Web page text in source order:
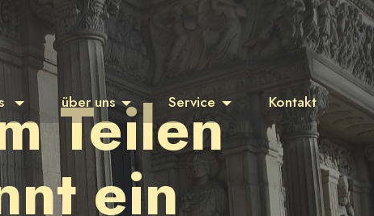
über uns Service Kontakt
Teilen
ein